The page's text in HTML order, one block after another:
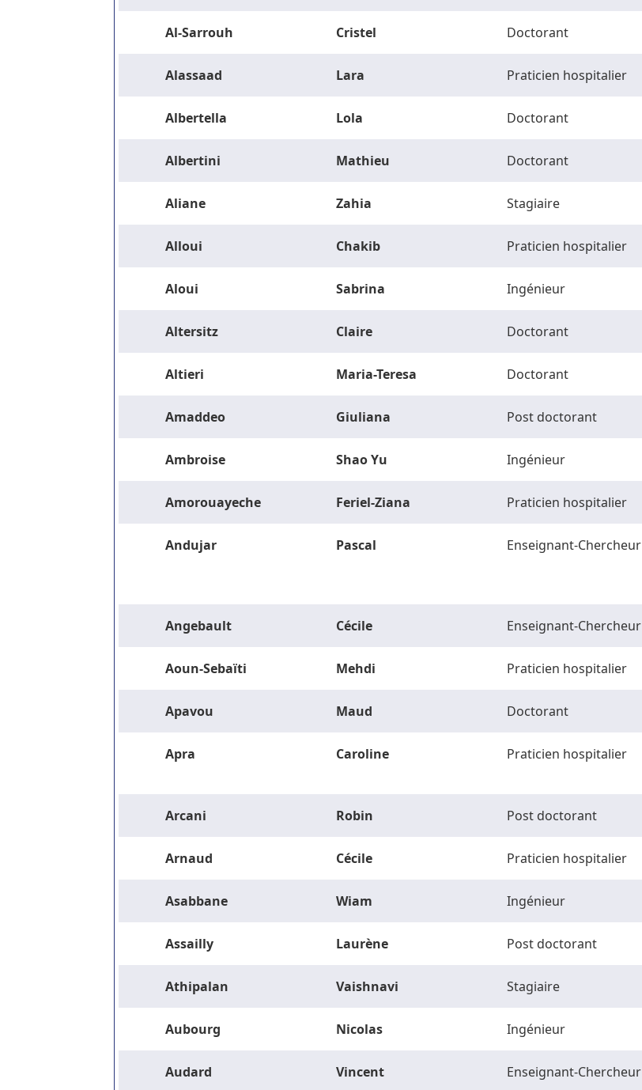
Al-Sarrouh Cristel Doctorant
Alassaad Lara Praticien hospitalier
Albertella Lola Doctorant
Albertini Mathieu Doctorant
Aliane Zahia Stagiaire
Alloui Chakib Praticien hospitalier
Aloui Sabrina Ingénieur
Altersitz Claire Doctorant
Altieri Maria-Teresa Doctorant
Amaddeo Giuliana Post doctorant
Ambroise Shao Yu Ingénieur
Amorouayeche Feriel-Ziana Praticien hospitalier
Andujar Pascal Enseignant-Chercheur
Angebault Cécile Enseignant-Chercheur
Aoun-Sebaïti Mehdi Praticien hospitalier
Apavou Maud Doctorant
Apra Caroline Praticien hospitalier
Arcani Robin Post doctorant
Arnaud Cécile Praticien hospitalier
Asabbane Wiam Ingénieur
Assailly Laurène Post doctorant
Athipalan Vaishnavi Stagiaire
Aubourg Nicolas Ingénieur
Audard Vincent Enseignant-Chercheur